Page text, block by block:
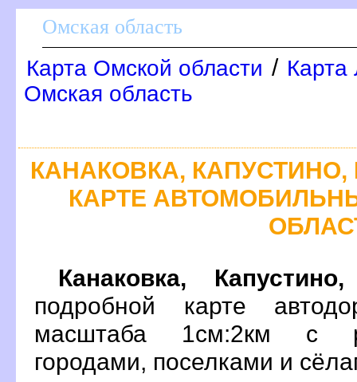
Омская область
Карта Омской области / Карта
Омская область
КАНАКОВКА,
КАРТЕ
Канаковка,
подробной карте
масштаба 1см:2км с
ородами, поселками и